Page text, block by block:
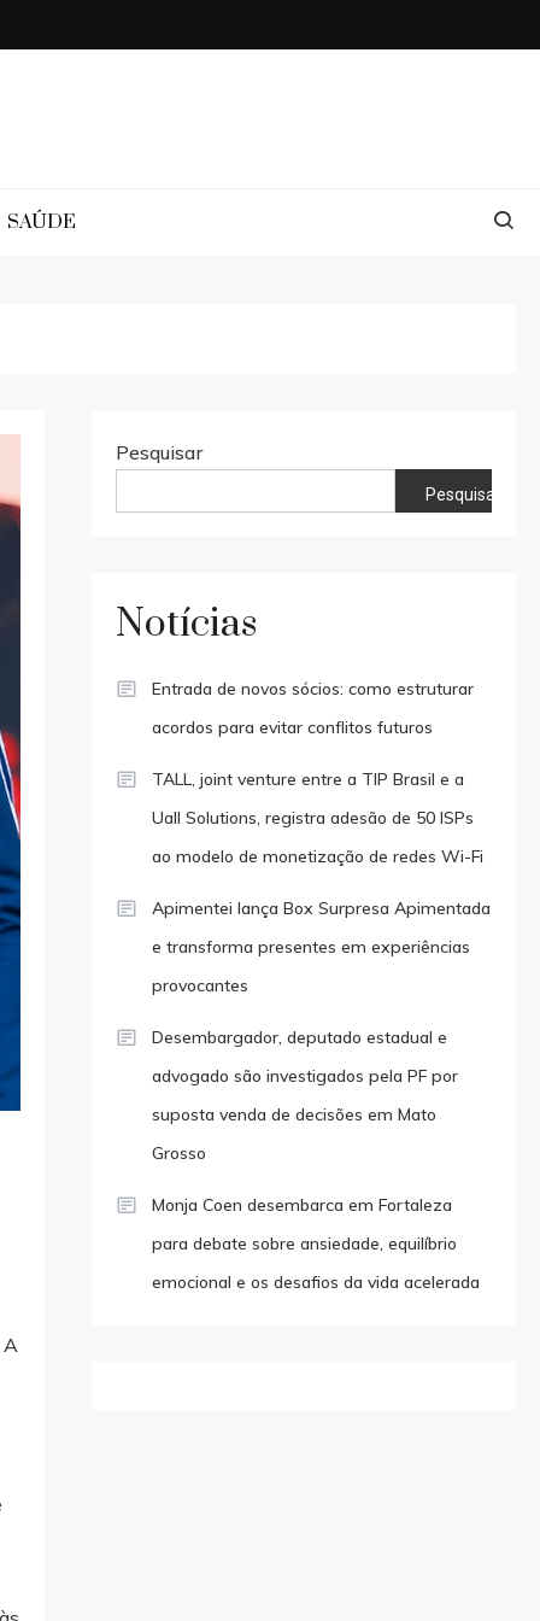
SAÚDE
Pesquisar
Pesquisar
Notícias
Entrada de novos sócios: como estruturar
acordos para evitar conflitos futuros
TALL, joint venture entre a TIP Brasil e a
Uall Solutions, registra adesão de 50 ISPs
ao modelo de monetização de redes Wi-Fi
Apimentei lança Box Surpresa Apimentada
e transforma presentes em experiências
provocantes
Desembargador, deputado estadual e
advogado são investigados pela PF por
suposta venda de decisões em Mato
Grosso
Monja Coen desembarca em Fortaleza
para debate sobre ansiedade, equilíbrio
emocional e os desafios da vida acelerada